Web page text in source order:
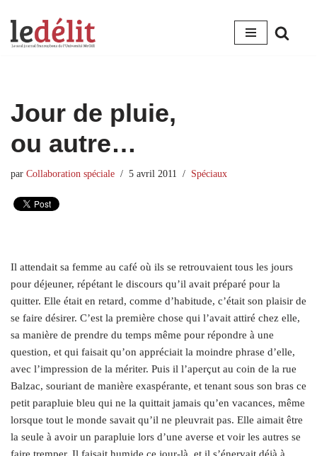
Aller
Jour de pluie,
ou autre…
par Collaboration spéciale 5 avril 2011 Spéciaux
Il attendait sa femme au café où ils se retrouvaient tous les jours
pour déjeuner, répétant le discours qu’il avait préparé pour la
quitter. Elle était en retard, comme d’habitude, c’était son plaisir de
se faire désirer. C’est la première chose qui l’avait attiré chez elle,
sa manière de prendre du temps même pour répondre à une
question, et qui faisait qu’on appréciait la moindre phrase d’elle,
avec l’impression de la mériter. Puis il l’aperçut au coin de la rue
Balzac, souriant de manière exaspérante, et tenant sous son bras ce
petit parapluie bleu qui ne la quittait jamais qu’en vacances, même
lorsque tout le monde savait qu’il ne pleuvrait pas. Elle aimait être
la seule à avoir un parapluie lors d’une averse et voir les autres se
faire tremper. Il faisait humide ce jour-là, et il s’énervait déjà à